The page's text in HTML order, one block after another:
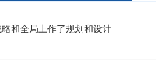
和全局上作了规划和设计